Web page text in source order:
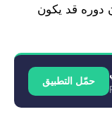
دوره قد يكون
حمّل التطبيق